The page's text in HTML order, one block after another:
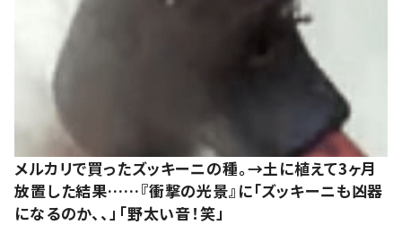
メルカリで買ったズッキーニの種。→土に植えて3ヶ月
放置した結果……『衝撃の光景』に「ズッキーニも凶器
になるのか、、」「野太い音！笑」